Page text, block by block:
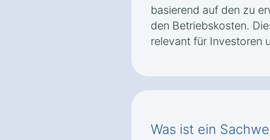
basierend auf den zu
den Betriebskosten.
relevant für Investoren
Was ist ein